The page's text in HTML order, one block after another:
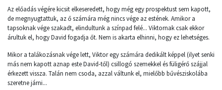
Az előadás végére kicsit elkeseredett, hogy még egy prospektust sem kapott,
de megnyugtattuk, az ő számára még nincs vége az estének. Amikor a
tapsoknak vége szakadt, elindultunk a színpad felé... Viktornak csak ekkor
árultuk el, hogy David fogadja őt. Nem is akarta elhinni, hogy ez lehetséges.
Mikor a talákozásnak vége lett, Viktor egy számára dedikált képpel (ilyet senki
más nem kapott aznap este David-től) csillogó szemekkel és füligérő szájjal
érkezett vissza. Talán nem csoda, azzal váltunk el, mielőbb bűvésziskolába
szeretne járni...